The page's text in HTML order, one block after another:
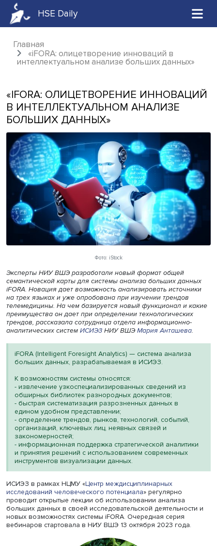
HSE Daily
Главная
«iFORA: олицетворение инноваций в
«IFORA: ОЛИЦЕТВОРЕНИЕ
В ИНТЕЛЛЕКТУАЛЬНОМ АНАЛИЗЕ
БОЛЬШИХ ДАННЫХ»
Фото: iStock
Эксперты НИУ ВШЭ разработали новый формат общей
семантической карты для системы анализа больших
iFORA. Новация дает возможность анализировать
на трех языках и уже опробована при изучении трендов
телемедицины. На чем базируется новый функционал и
преимущества он дает при определении
аналитических системИСИЭЗ НИУ ВШЭ
iFORA (Intelligent Foresight Analytics) — система
больших данных, разрабатываемая в ИСИЭЗ.
К возможностям системы относятся:
- извлечение узкоспециализированных сведений из
обширных библиотек разнородных документов;
- быстрая систематизация разрозненных данных в
едином удобном представлении;
- определение трендов, рынков, технологий,
организаций, ключевых лиц, неявных связей и
закономерностей;
- информационная поддержка стратегической
и принятия решений с использованием современных
инструментов визуализации данных.